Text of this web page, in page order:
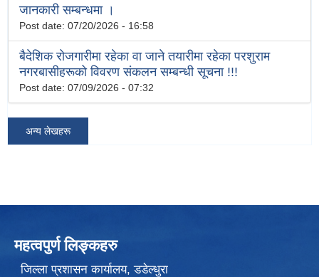
जानकारी सम्बन्धमा ।
Post date: 07/20/2026 - 16:58
बैदेशिक रोजगारीमा रहेका वा जाने तयारीमा रहेका परशुराम
नगरबासीहरूको विवरण संकलन सम्बन्धी सूचना !!!
Post date: 07/09/2026 - 07:32
अन्य लेखहरू
महत्वपुर्ण लिङ्कहरु
जिल्ला प्रशासन कार्यालय, डडेल्धुरा